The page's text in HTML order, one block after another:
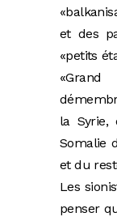
et des
«petits
«Grand
la Syrie,
Somalie
et du
Les
penser